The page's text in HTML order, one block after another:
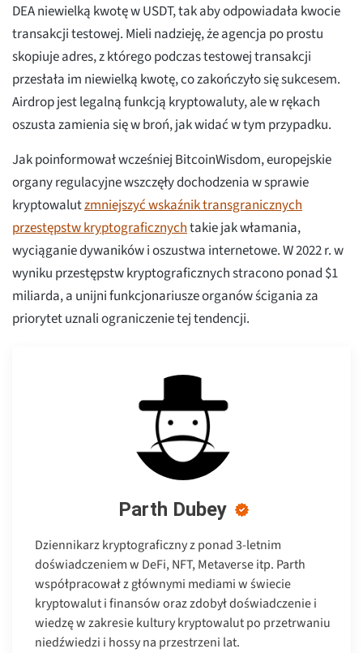
DEA niewielką kwotę w USDT, tak aby odpowiadała kwocie
transakcji testowej. Mieli nadzieję, że agencja po prostu
skopiuje adres, z którego podczas testowej transakcji
przesłała im niewielką kwotę, co zakończyło się sukcesem.
Airdrop jest legalną funkcją kryptowaluty, ale w rękach
oszusta zamienia się w broń, jak widać w tym przypadku.
Jak poinformował wcześniej BitcoinWisdom, europejskie
organy regulacyjne wszczęły dochodzenia w sprawie
kryptowalutzmniejszyć wskaźnik transgranicznych
przestępstw kryptograficznychtakie jak włamania,
wyciąganie dywaników i oszustwa internetowe. W 2022 r. w
wyniku przestępstw kryptograficznych stracono ponad $1
miliarda, a unijni funkcjonariusze organów ścigania za
priorytet uznali ograniczenie tej tendencji.
Parth Dubey
Dziennikarz kryptograficzny z ponad 3-letnim
doświadczeniem w DeFi, NFT, Metaverse itp. Parth
współpracował z głównymi mediami w świecie
kryptowalut i finansów oraz zdobył doświadczenie i
wiedzę w zakresie kultury kryptowalut po przetrwaniu
niedźwiedzi i hossy na przestrzeni lat.